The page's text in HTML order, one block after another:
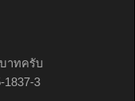
าทครับ
3